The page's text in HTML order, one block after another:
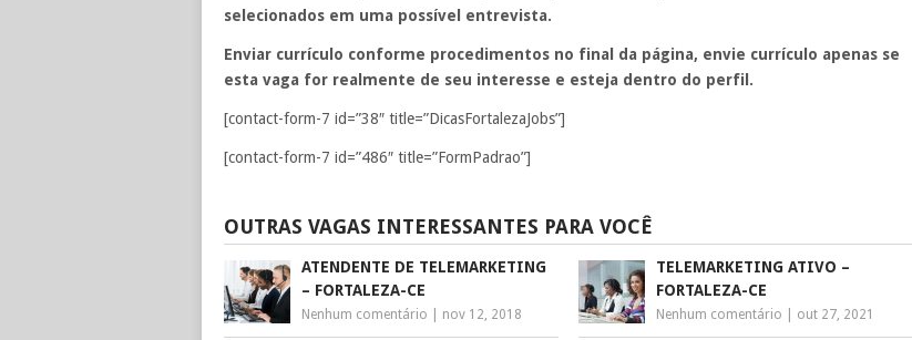
selecionados em uma possível entrevista.
Enviar currículo conforme procedimentos no final da página, envie currículo apenas se
esta vaga for realmente de seu interesse e esteja dentro do perfil.
[contact-form-7 id=”38″ title=”DicasFortalezaJobs”]
[contact-form-7 id=”486″ title=”FormPadrao”]
OUTRAS VAGAS INTERESSANTES PARA VOCÊ
ATENDENTE DE TELEMARKETING
– FORTALEZA-CE
Nenhum comentário nov 12, 2018
TELEMARKETING ATIVO –
FORTALEZA-CE
Nenhum comentário out 27, 2021